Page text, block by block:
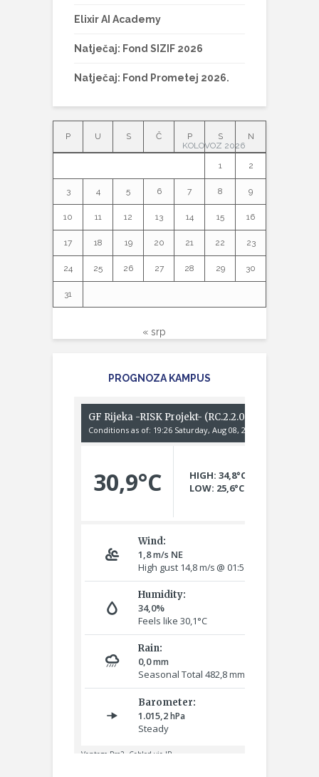
Elixir AI Academy
Natječaj: Fond SIZIF 2026
Natječaj: Fond Prometej 2026.
KOLOVOZ 2026
P U S Č P S N
1 2
3 4 5 6 7 8 9
10 11 12 13 14 15 16
17 18 19 20 21 22 23
24 25 26 27 28 29 30
31
« srp
PROGNOZA KAMPUS